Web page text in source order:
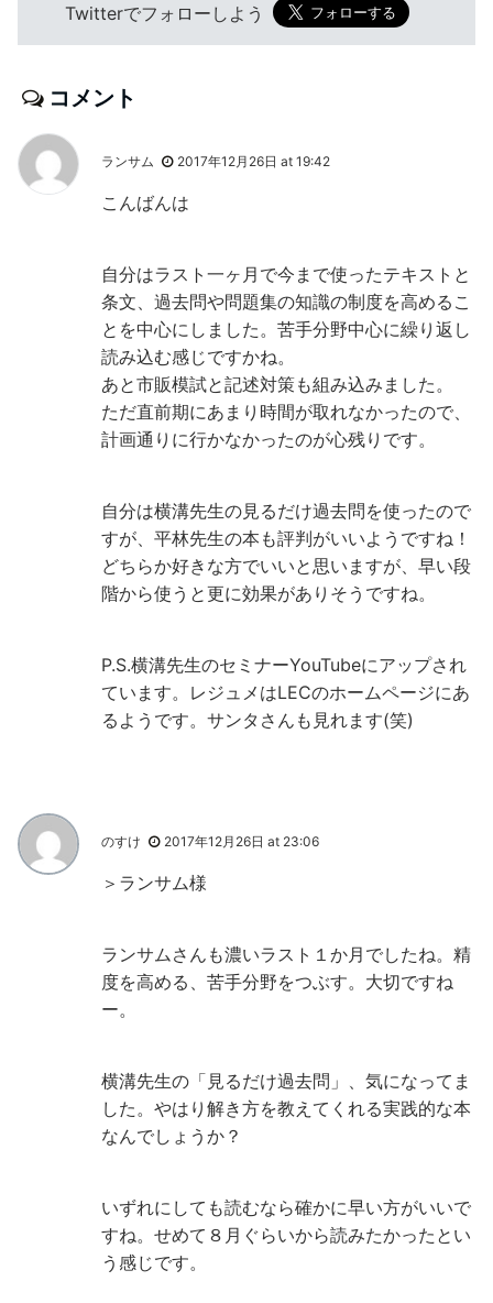
Twitterでフォローしよう
コメント
ランサム 2017年12月26日 at 19:42
こんばんは
自分はラスト一ヶ月で今まで使ったテキストと
条文、過去問や問題集の知識の制度を高めるこ
とを中心にしました。苦手分野中心に繰り返し
読み込む感じですかね。
あと市販模試と記述対策も組み込みました。
ただ直前期にあまり時間が取れなかったので、
計画通りに行かなかったのが心残りです。
自分は横溝先生の見るだけ過去問を使ったので
すが、平林先生の本も評判がいいようですね！
どちらか好きな方でいいと思いますが、早い段
階から使うと更に効果がありそうですね。
P.S.横溝先生のセミナーYouTubeにアップされ
ています。レジュメはLECのホームページにあ
るようです。サンタさんも見れます(笑)
のすけ 2017年12月26日 at 23:06
＞ランサム様
ランサムさんも濃いラスト１か月でしたね。精
度を高める、苦手分野をつぶす。大切ですね
ー。
横溝先生の「見るだけ過去問」、気になってま
した。やはり解き方を教えてくれる実践的な本
なんでしょうか？
いずれにしても読むなら確かに早い方がいいで
すね。せめて８月ぐらいから読みたかったとい
う感じです。